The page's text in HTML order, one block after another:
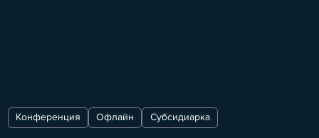
Конференция Офлайн Субсидиарка